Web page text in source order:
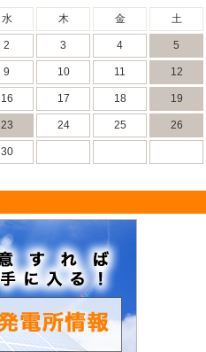
水 木 金 土
2 3 4 5
9 10 11 12
16 17 18 19
23 24 25 26
30